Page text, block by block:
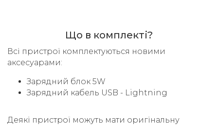
Що в комплекті?
Всі пристрої комплектуються новими
аксесуарами:
Зарядний блок 5W
Зарядний кабель USB - Lightning
Деякі пристрої можуть мати оригінальну